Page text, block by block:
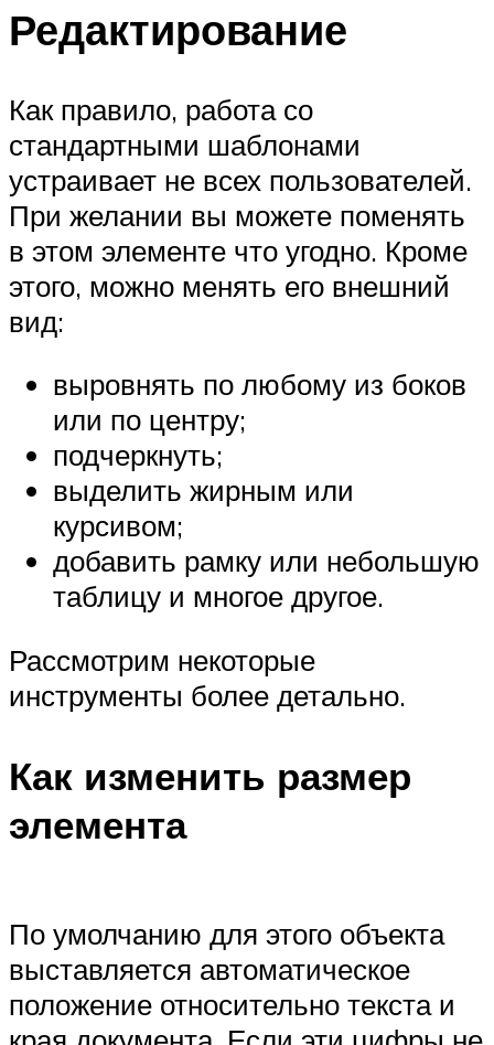
Редактирование
Как правило, работа со
стандартными шаблонами
устраивает не всех пользователей.
При желании вы можете поменять
в этом элементе что угодно. Кроме
этого, можно менять его внешний
вид:
выровнять по любому из боков
или по центру;
подчеркнуть;
выделить жирным или
курсивом;
добавить рамку или небольшую
таблицу и многое другое.
Рассмотрим некоторые
инструменты более детально.
Как изменить размер
элемента
По умолчанию для этого объекта
выставляется автоматическое
положение относительно текста и